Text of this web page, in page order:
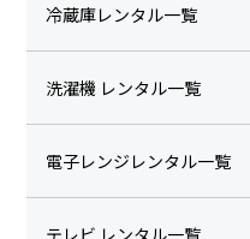
冷蔵庫レンタル一覧
洗濯機 レンタル一覧
電子レンジレンタル一覧
テレビ レンタル一覧